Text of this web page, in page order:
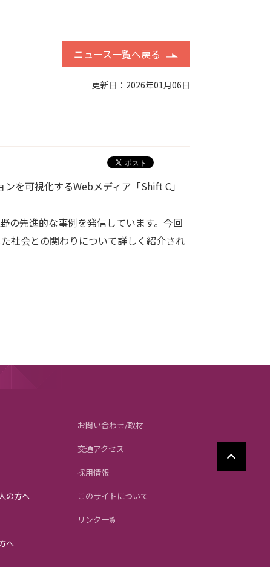
ニュース一覧へ戻る
更新日：2026年01月06日
を可視化するWebメディア「Shift C」
の先進的な事例を発信しています。今回
社会との関わりについて詳しく紹介され
の方へ
へ
お問い合わせ/取材
交通アクセス
採用情報
このサイトについて
リンク一覧